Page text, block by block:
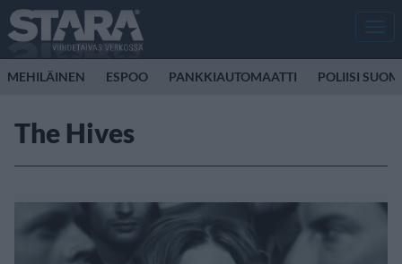
MEHILÄINEN ESPOO PANKKIAUTOMAATTI POLIISI
The Hives